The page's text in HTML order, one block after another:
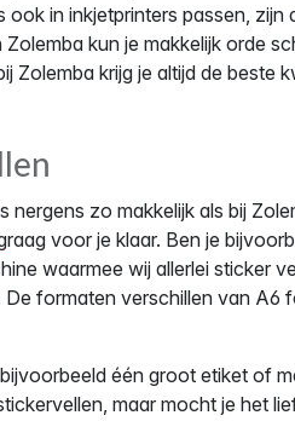
in inkjetprinters passen,
kun je makkelijk orde
Zolemba krijg je altijd de beste
nergens zo makkelijk als bij
voor je klaar. Ben je
waarmee wij allerlei sticker
De formaten verschillen van A6
één groot etiket of
maar mocht je het